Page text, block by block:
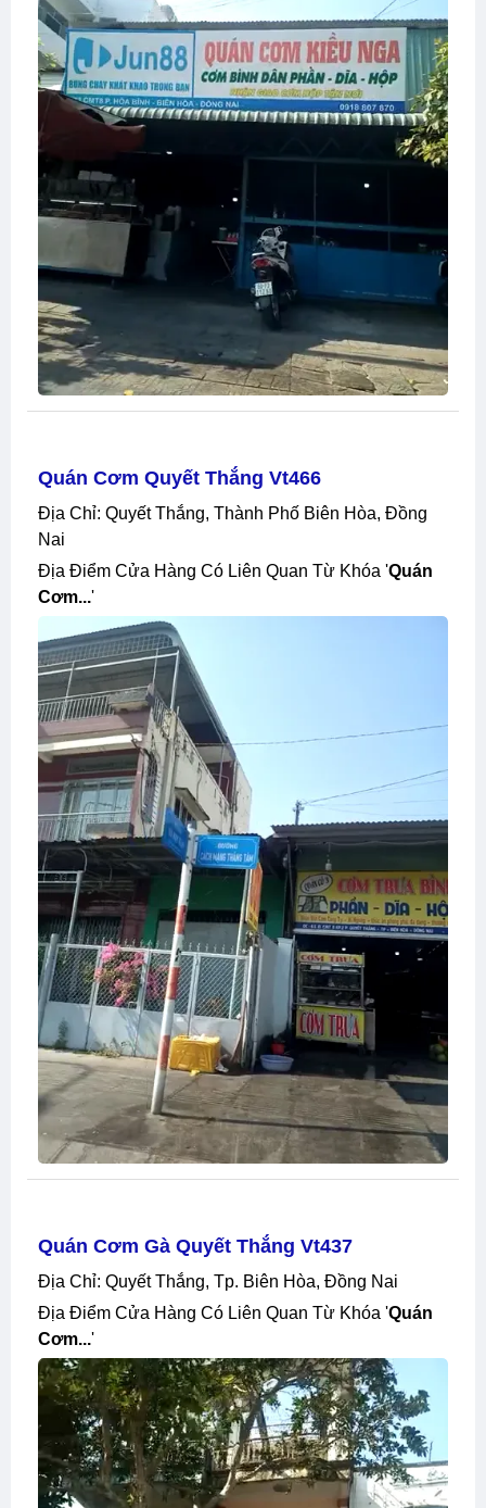
Quán Cơm Quyết Thắng Vt466
Địa Chỉ: Quyết Thắng, Thành Phố Biên Hòa, Đồng
Nai
Địa Điểm Cửa Hàng Có Liên Quan Từ Khóa 'Quán
Cơm...'
Quán Cơm Gà Quyết Thắng Vt437
Địa Chỉ: Quyết Thắng, Tp. Biên Hòa, Đồng Nai
Địa Điểm Cửa Hàng Có Liên Quan Từ Khóa 'Quán
Cơm...'